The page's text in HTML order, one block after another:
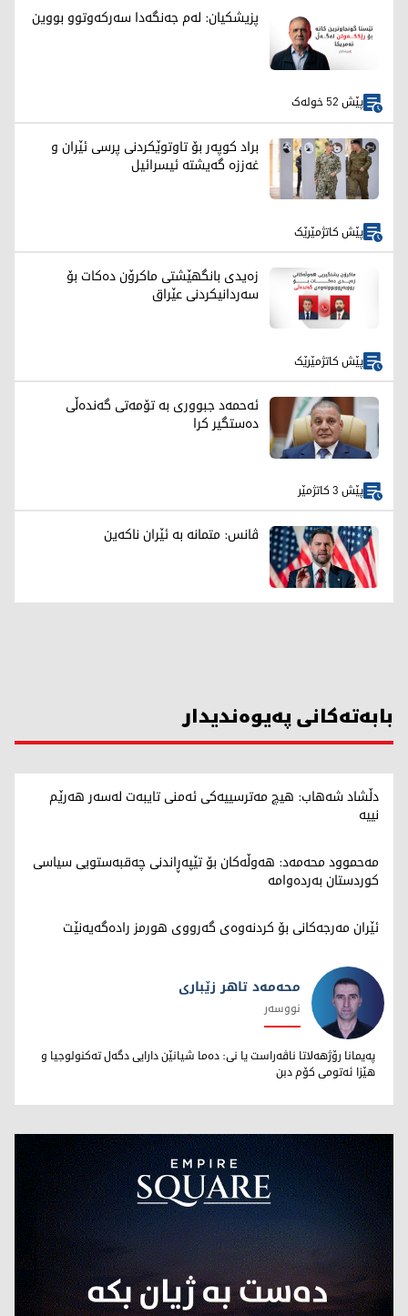
پزیشکیان: لەم جەنگەدا سەرکەوتوو بووین
پێش 52 خولەک
براد کوپەر بۆ تاوتوێکردنی پرسی ئێران و
غەززە گەیشتە ئیسرائیل
پێش کاتژمێرێک
زەیدی بانگهێشتی ماکرۆن دەکات بۆ
سەردانیکردنی عێراق
پێش کاتژمێرێک
ئەحمەد جبووری بە تۆمەتی گەندەڵی
دەستگیر کرا
پێش 3 کاتژمێر
ڤانس: متمانە بە ئێران ناکەین
بابەتەکانی پەیوەندیدار
دڵشاد شەهاب: هیچ مەترسییەکی ئەمنی تایبەت لەسەر هەرێم
نییە
مەحموود محەمەد: هەوڵەکان بۆ تێپەڕاندنی چەقبەستویی سیاسی
کوردستان بەردەوامە
ئێران مەرجەکانی بۆ کردنەوەی گەرووی هورمز رادەگەیەنێت
محەمەد تاهر زێبارى
محەمەد تاهر زێبارى
نووسەر
پەیمانا رۆژهەلاتا ناڤەراست یا نى: دەما شیانێن دارایى دگەل تەکنولوجیا و
هێزا ئەتومى کۆم دبن